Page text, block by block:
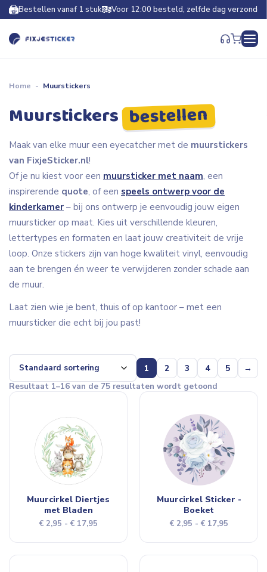
Bestellen vanaf 1 stuk Voor 12:00 besteld, zelfde dag verzonden
Home - Muurstickers
Muurstickers bestellen
Maak van elke muur een eyecatcher met de muurstickers
van FixjeSticker.nl!
Of je nu kiest voor een muursticker met naam, een
inspirerende quote, of een speels ontwerp voor de
kinderkamer – bij ons ontwerp je eenvoudig jouw eigen
muursticker op maat. Kies uit verschillende kleuren,
lettertypes en formaten en laat jouw creativiteit de vrije
loop. Onze stickers zijn van hoge kwaliteit vinyl, eenvoudig
aan te brengen én weer te verwijderen zonder schade aan
de muur.
Laat zien wie je bent, thuis of op kantoor – met een
muursticker die echt bij jou past!
Resultaat 1–16 van de 75 resultaten wordt getoond
1 2 3 4 5 →
Muurcirkel Diertjes
met Bladen
€2,95 - €17,95Prijsklasse:
Muurcirkel Sticker -
Boeket
€2,95 - €17,95